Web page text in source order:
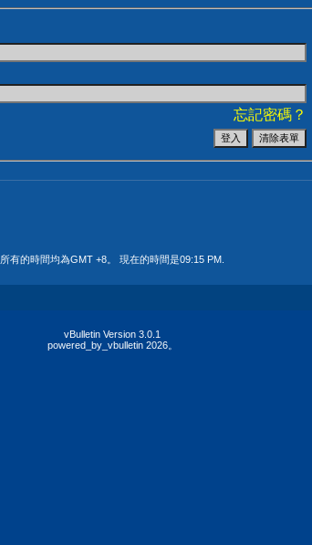
忘記密碼？
所有的時間均為GMT +8。 現在的時間是09:15 PM
vBulletin Version 3.0.1
powered_by_vbulletin 2026。